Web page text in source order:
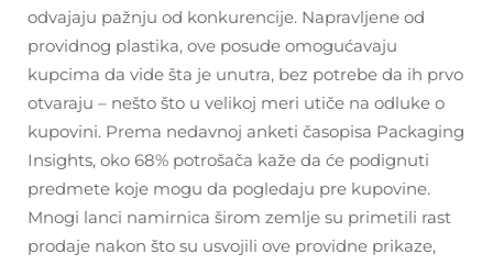
odvajaju pažnju od konkurencije. Napravljene od
providnog plastika, ove posude omogućavaju
kupcima da vide šta je unutra, bez potrebe da ih prvo
otvaraju – nešto što u velikoj meri utiče na odluke o
kupovini. Prema nedavnoj anketi časopisa Packaging
Insights, oko 68% potrošača kaže da će podignuti
predmete koje mogu da pogledaju pre kupovine.
Mnogi lanci namirnica širom zemlje su primetili rast
prodaje nakon što su usvojili ove providne prikaze,